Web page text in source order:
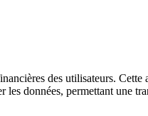
des utilisateurs.
données, permettant une